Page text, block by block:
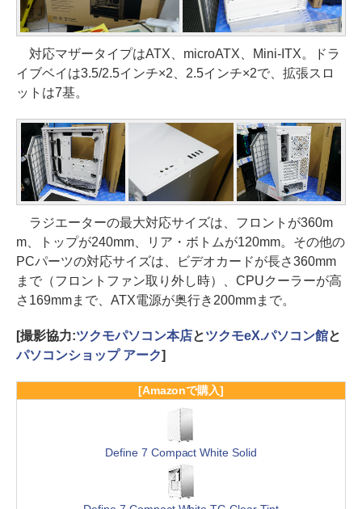
対応マザータイプはATX、microATX、Mini-ITX。ドラ
イブベイは3.5/2.5インチ×2、2.5インチ×2で、拡張スロ
ットは7基。
ラジエーターの最大対応サイズは、フロントが360m
m、トップが240mm、リア・ボトムが120mm。その他の
PCパーツの対応サイズは、ビデオカードが長さ360mm
まで（フロントファン取り外し時）、CPUクーラーが高
さ169mmまで、ATX電源が奥行き200mmまで。
[撮影協力:ツクモパソコン本店とツクモeX.パソコン館と
パソコンショップ アーク]
[Amazonで購入]
Define 7 Compact White Solid